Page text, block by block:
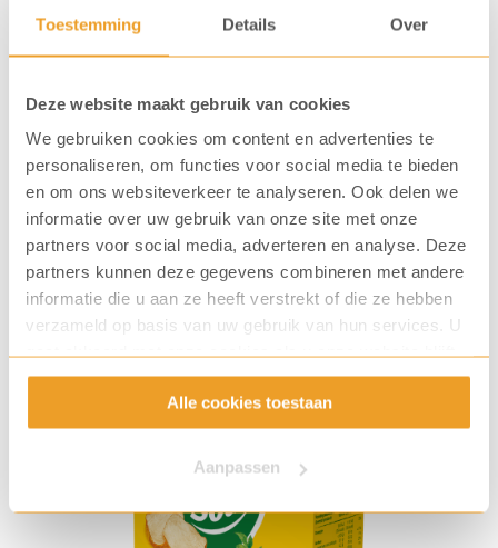
Toestemming Details Over
Deze website maakt gebruik van cookies
We gebruiken cookies om content en advertenties te
personaliseren, om functies voor social media te bieden
en om ons websiteverkeer te analyseren. Ook delen we
informatie over uw gebruik van onze site met onze
partners voor social media, adverteren en analyse. Deze
partners kunnen deze gegevens combineren met andere
informatie die u aan ze heeft verstrekt of die ze hebben
verzameld op basis van uw gebruik van hun services. U
gaat akkoord met onze cookies als u onze website blijft
gebruiken.
Alle cookies toestaan
Aanpassen
zakken bij KoffiePartners bestelt, kun je gebruik
maken van de Stand Alone.
Ja, ik wil deze soepautomaat huren